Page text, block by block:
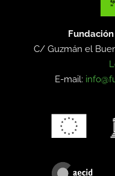
C/ Guzmán el
E-mail: